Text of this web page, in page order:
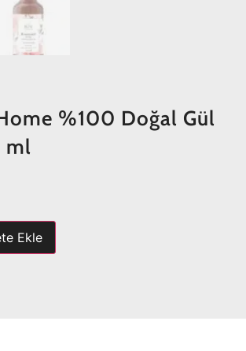
%100 Doğal Gül
ml
Ekle